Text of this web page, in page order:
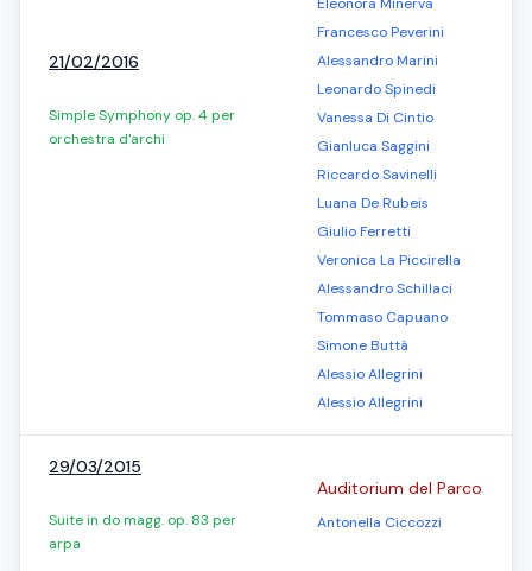
21/02/2016
Simple Symphony op. 4 per
orchestra d'archi
Francesco Peverini
Alessandro Marini
Leonardo Spinedi
Vanessa Di Cintio
Gianluca Saggini
Riccardo Savinelli
Luana De Rubeis
Giulio Ferretti
Veronica La Piccirella
Alessandro Schillaci
Tommaso Capuano
Simone Buttà
Alessio Allegrini
Alessio Allegrini
29/03/2015
Suite in do magg. op. 83 per
arpa
Auditorium del Parco
Antonella Ciccozzi